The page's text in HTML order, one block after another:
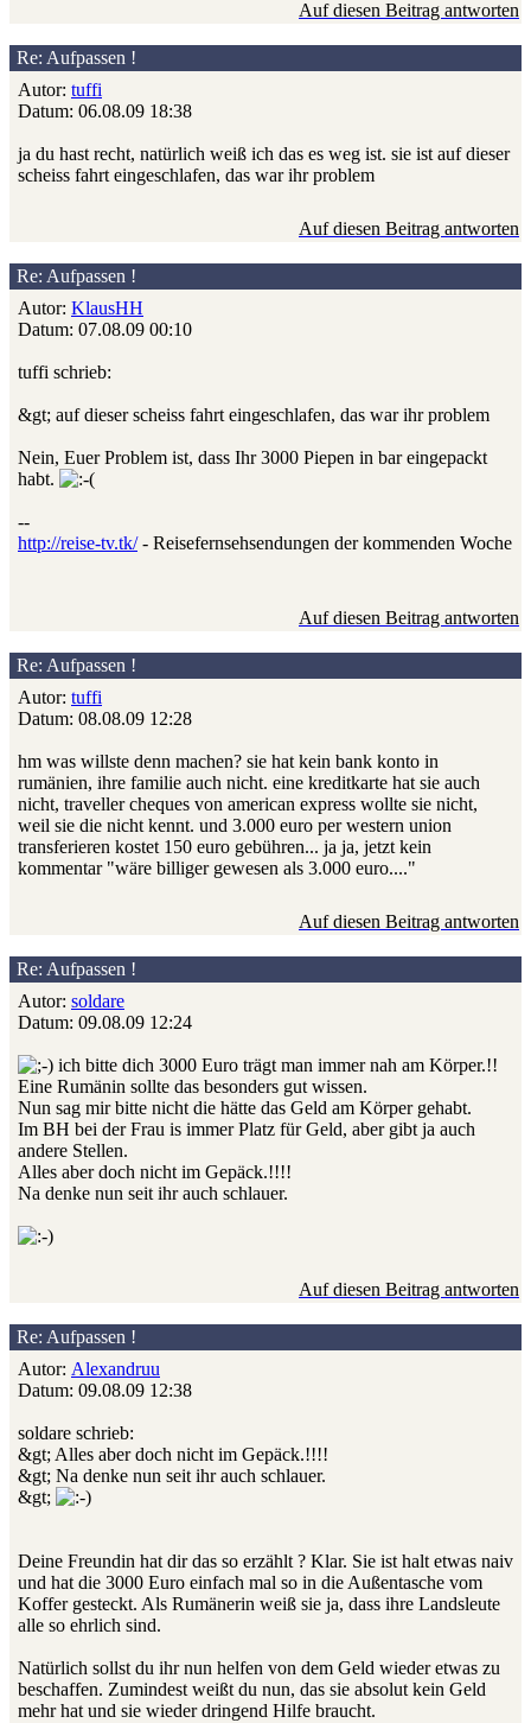
Auf diesen Beitrag antworten
Re: Aufpassen !
Autor: tuffi
Datum: 06.08.09 18:38
ja du hast recht, natürlich weiß ich das es weg ist. sie ist auf dieser
scheiss fahrt eingeschlafen, das war ihr problem
Auf diesen Beitrag antworten
Re: Aufpassen !
Autor: KlausHH
Datum: 07.08.09 00:10
tuffi schrieb:
&gt; auf dieser scheiss fahrt eingeschlafen, das war ihr problem
Nein, Euer Problem ist, dass Ihr 3000 Piepen in bar eingepackt
habt.
--
http://reise-tv.tk/- Reisefernsehsendungen der kommenden Woche
Auf diesen Beitrag antworten
Re: Aufpassen !
Autor: tuffi
Datum: 08.08.09 12:28
hm was willste denn machen? sie hat kein bank konto in
rumänien, ihre familie auch nicht. eine kreditkarte hat sie auch
nicht, traveller cheques von american express wollte sie nicht,
weil sie die nicht kennt. und 3.000 euro per western union
transferieren kostet 150 euro gebühren... ja ja, jetzt kein
kommentar "wäre billiger gewesen als 3.000 euro...."
Auf diesen Beitrag antworten
Re: Aufpassen !
Autor: soldare
Datum: 09.08.09 12:24
ich bitte dich 3000 Euro trägt man immer nah am Körper.!!
Eine Rumänin sollte das besonders gut wissen.
Nun sag mir bitte nicht die hätte das Geld am Körper gehabt.
Im BH bei der Frau is immer Platz für Geld, aber gibt ja auch
andere Stellen.
Alles aber doch nicht im Gepäck.!!!!
Na denke nun seit ihr auch schlauer.
Auf diesen Beitrag antworten
Re: Aufpassen !
Autor: Alexandruu
Datum: 09.08.09 12:38
soldare schrieb:
&gt; Alles aber doch nicht im Gepäck.!!!!
&gt; Na denke nun seit ihr auch schlauer.
&gt;
Deine Freundin hat dir das so erzählt ? Klar. Sie ist halt etwas naiv
und hat die 3000 Euro einfach mal so in die Außentasche vom
Koffer gesteckt. Als Rumänerin weiß sie ja, dass ihre Landsleute
alle so ehrlich sind.
Natürlich sollst du ihr nun helfen von dem Geld wieder etwas zu
beschaffen. Zumindest weißt du nun, das sie absolut kein Geld
mehr hat und sie wieder dringend Hilfe braucht.